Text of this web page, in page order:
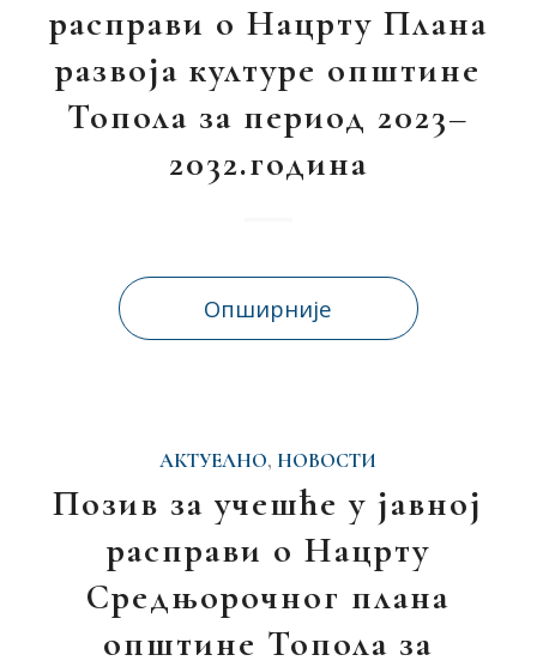
расправи о Нацрту Плана
развоја културе општине
Топола за период 2023–
2032.година
Опширније
АКТУЕЛНО, НОВОСТИ
Позив за учешће у јавној
расправи о Нацрту
Средњорочног плана
општине Топола за